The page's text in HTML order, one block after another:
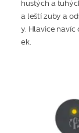
hustých a
a leští zuby a
y. Hlavice navíc
ek.